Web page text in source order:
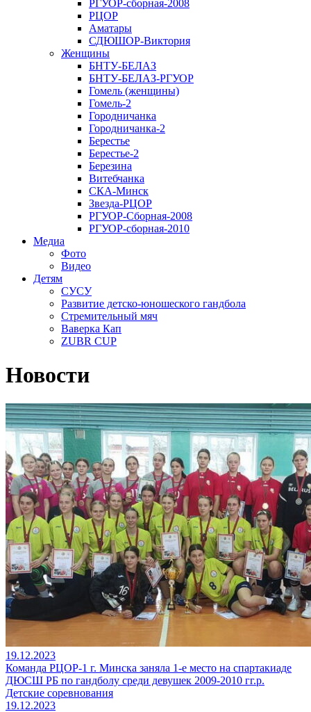
РГУОР-сборная-2008
РЦОР
Аматары
СДЮШОР-Виктория
Женщины
БНТУ-БЕЛАЗ
БНТУ-БЕЛАЗ-РГУОР
Гомель (женщины)
Гомель-2
Городничанка
Городничанка-2
Берестье
Берестье-2
Березина
Витебчанка
СКА-Минск
Звезда-РЦОР
РГУОР-Сборная-2008
РГУОР-сборная-2010
Медиа
Фото
Видео
Детям
СУСУ
Развитие детско-юношеского гандбола
Стремительный мяч
Ваверка Кап
ZUBR CUP
Новости
19.12.2023
Команда РЦОР-1 г. Минска заняла 1-е место на спартакиаде
ДЮСШ РБ по гандболу среди девушек 2009-2010 гг.р.
Детские соревнования
19.12.2023